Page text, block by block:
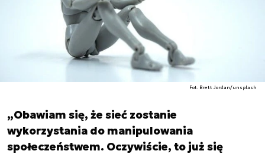
Fot. Brett Jordan/unsplash
„Obawiam się, że sieć zostanie
wykorzystania do manipulowania
społeczeństwem. Oczywiście, to już się